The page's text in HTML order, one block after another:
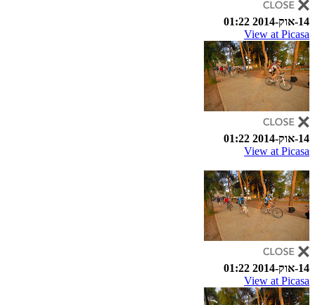
14-אוק-2014 01:22
View at Picasa
14-אוק-2014 01:22
View at Picasa
14-אוק-2014 01:22
View at Picasa